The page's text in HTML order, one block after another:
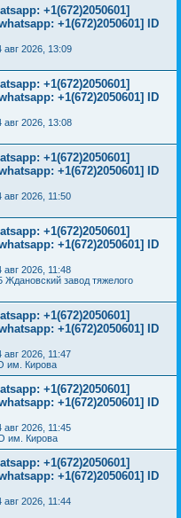
+1(672)2050601]
+1(672)2050601] ID
авг 2026, 13:09
+1(672)2050601]
+1(672)2050601] ID
авг 2026, 13:08
+1(672)2050601]
+1(672)2050601] ID
авг 2026, 11:50
+1(672)2050601]
+1(672)2050601] ID
авг 2026, 11:48
завод тяжелого
+1(672)2050601]
+1(672)2050601] ID
авг 2026, 11:47
им. Кирова
+1(672)2050601]
+1(672)2050601] ID
авг 2026, 11:45
им. Кирова
+1(672)2050601]
+1(672)2050601] ID
авг 2026, 11:44